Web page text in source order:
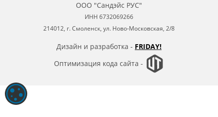
ООО "Сандэйс РУС"
ИНН 6732069266
214012, г. Смоленск, ул. Ново-Московская, 2/8
Дизайн и разработка - FRIDAY!
Оптимизация кода сайта -
ОБРАБОТКА ФАЙЛОВ COOKIE